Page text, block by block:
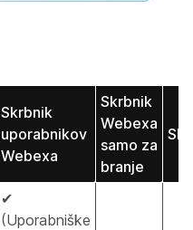
Skrbnik
uporabnikov
Webexa
Skrbnik
Webexa
samo za
branje
✔
(Uporabniške